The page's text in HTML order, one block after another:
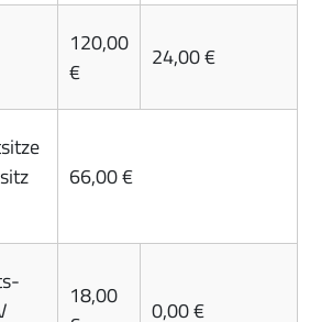
120,00
€
24,00 €
66,00 €
18,00
0,00 €